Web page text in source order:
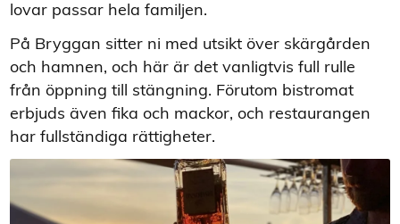
lovar passar hela familjen.
På Bryggan sitter ni med utsikt över skärgården
och hamnen, och här är det vanligtvis full rulle
från öppning till stängning. Förutom bistromat
erbjuds även fika och mackor, och restaurangen
har fullständiga rättigheter.